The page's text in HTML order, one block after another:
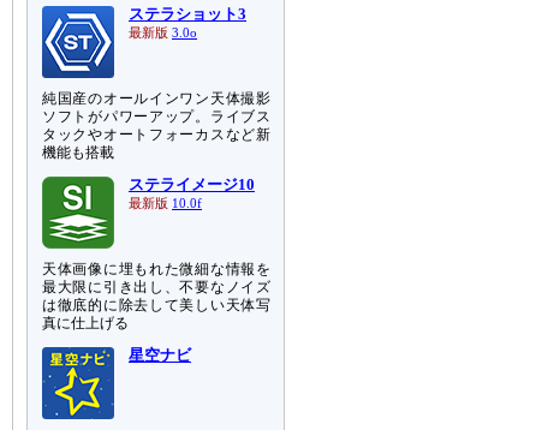
ステラショット3
最新版 3.0o
純国産のオールインワン天体撮影
ソフトがパワーアップ。ライブス
タックやオートフォーカスなど新
機能も搭載
ステライメージ10
最新版 10.0f
天体画像に埋もれた微細な情報を
最大限に引き出し、不要なノイズ
は徹底的に除去して美しい天体写
真に仕上げる
星空ナビ